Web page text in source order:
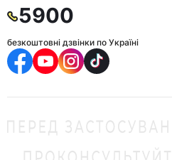
5900
безкоштовні дзвінки по Україні